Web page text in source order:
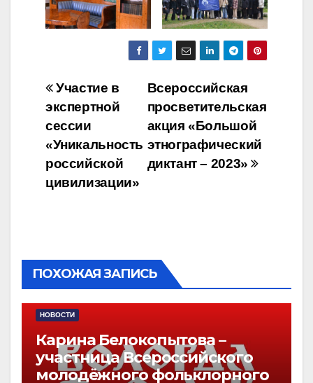
Навигация
по
записям
Всероссийская
просветительская
акция «Большой
этнографический
диктант – 2023»
Участие в
экспертной
сессии
«Уникальность
российской
цивилизации»
ПОХОЖАЯ ЗАПИСЬ
НОВОСТИ
Карина Белокопытова –
участница Всероссийского
молодёжного фольклорного